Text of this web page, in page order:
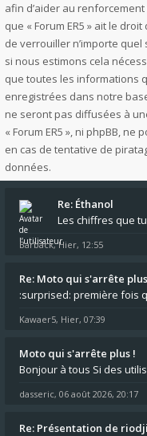
afin d’aider au
que « Forum ER5 » ait le
de verrouiller n’importe
si nous estimons cela
que toutes les informations
enregistrées dans notre
ne seront pas diffusées à
« Forum ER5 », ni phpBB,
en cas de tentative de
données.
Re: Éthanol
Barback,Hier, 12:55
Re: Moto qui s'arrête
Kawaer5, Hier, 07:39
Moto qui s'arrête plus !
dasseric, 06 août 2026, 20:17
Re: Présentation de